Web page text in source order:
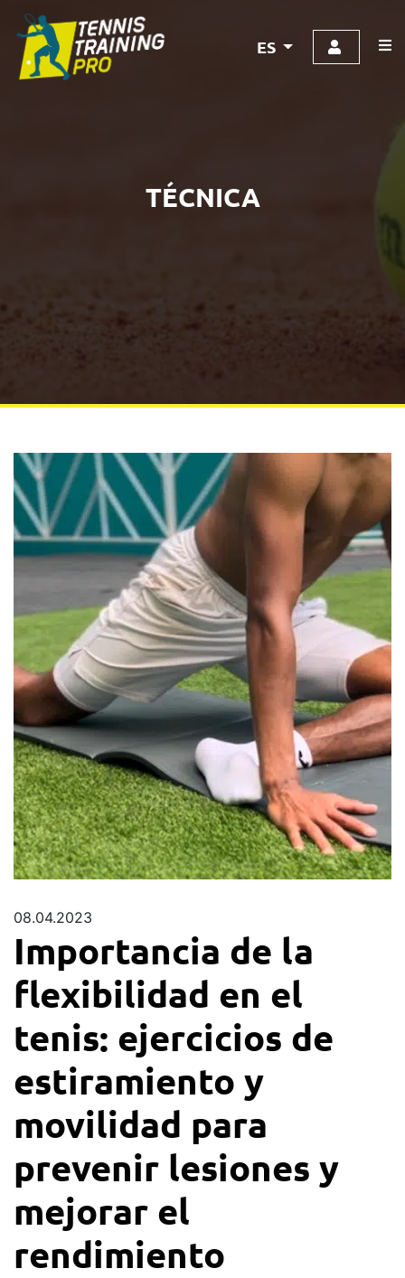
ES
TÉCNICA
08.04.2023
Importancia de la
flexibilidad en el
tenis: ejercicios de
estiramiento y
movilidad para
prevenir lesiones y
mejorar el
rendimiento